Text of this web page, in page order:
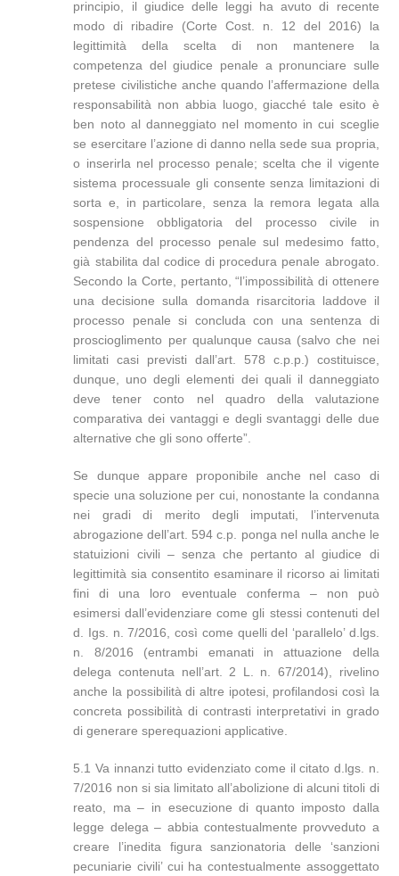
principio, il giudice delle leggi ha avuto di recente
modo di ribadire (Corte Cost. n. 12 del 2016) la
legittimità della scelta di non mantenere la
competenza del giudice penale a pronunciare sulle
pretese civilistiche anche quando l’affermazione della
responsabilità non abbia luogo, giacché tale esito è
ben noto al danneggiato nel momento in cui sceglie
se esercitare l’azione di danno nella sede sua propria,
o inserirla nel processo penale; scelta che il vigente
sistema processuale gli consente senza limitazioni di
sorta e, in particolare, senza la remora legata alla
sospensione obbligatoria del processo civile in
pendenza del processo penale sul medesimo fatto,
già stabilita dal codice di procedura penale abrogato.
Secondo la Corte, pertanto, “l’impossibilità di ottenere
una decisione sulla domanda risarcitoria laddove il
processo penale si concluda con una sentenza di
proscioglimento per qualunque causa (salvo che nei
limitati casi previsti dall’art. 578 c.p.p.) costituisce,
dunque, uno degli elementi dei quali il danneggiato
deve tener conto nel quadro della valutazione
comparativa dei vantaggi e degli svantaggi delle due
alternative che gli sono offerte”.
Se dunque appare proponibile anche nel caso di
specie una soluzione per cui, nonostante la condanna
nei gradi di merito degli imputati, l’intervenuta
abrogazione dell’art. 594 c.p. ponga nel nulla anche le
statuizioni civili – senza che pertanto al giudice di
legittimità sia consentito esaminare il ricorso ai limitati
fini di una loro eventuale conferma – non può
esimersi dall’evidenziare come gli stessi contenuti del
d. Igs. n. 7/2016, così come quelli del ‘parallelo’ d.lgs.
n. 8/2016 (entrambi emanati in attuazione della
delega contenuta nell’art. 2 L. n. 67/2014), rivelino
anche la possibilità di altre ipotesi, profilandosi così la
concreta possibilità di contrasti interpretativi in grado
di generare sperequazioni applicative.
5.1 Va innanzi tutto evidenziato come il citato d.lgs. n.
7/2016 non si sia limitato all’abolizione di alcuni titoli di
reato, ma – in esecuzione di quanto imposto dalla
legge delega – abbia contestualmente provveduto a
creare l’inedita figura sanzionatoria delle ‘sanzioni
pecuniarie civili’ cui ha contestualmente assoggettato